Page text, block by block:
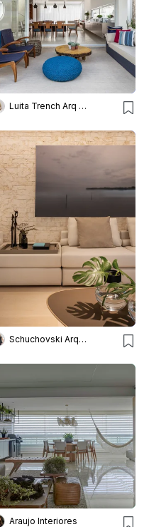
Luita Trench Arq & Interiores
Schuchovski Arquitetura
Araujo Interiores